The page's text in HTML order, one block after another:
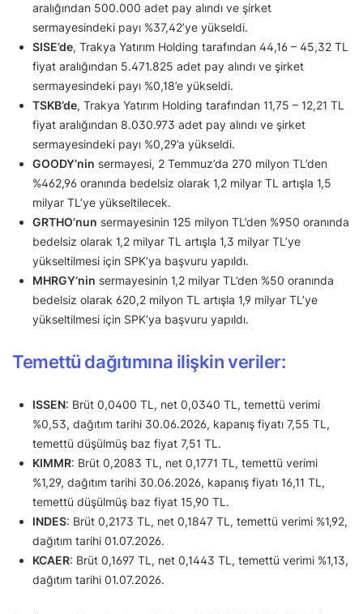
aralığından 500.000 adet pay alındı ve şirket
sermayesindeki payı %37,42’ye yükseldi.
SISE’de, Trakya Yatırım Holding tarafından 44,16 – 45,32 TL
fiyat aralığından 5.471.825 adet pay alındı ve şirket
sermayesindeki payı %0,18’e yükseldi.
TSKB’de, Trakya Yatırım Holding tarafından 11,75 – 12,21 TL
fiyat aralığından 8.030.973 adet pay alındı ve şirket
sermayesindeki payı %0,29’a yükseldi.
GOODY’nin sermayesi, 2 Temmuz’da 270 milyon TL’den
%462,96 oranında bedelsiz olarak 1,2 milyar TL artışla 1,5
milyar TL’ye yükseltilecek.
GRTHO’nun sermayesinin 125 milyon TL’den %950 oranında
bedelsiz olarak 1,2 milyar TL artışla 1,3 milyar TL’ye
yükseltilmesi için SPK’ya başvuru yapıldı.
MHRGY’nin sermayesinin 1,2 milyar TL’den %50 oranında
bedelsiz olarak 620,2 milyon TL artışla 1,9 milyar TL’ye
yükseltilmesi için SPK’ya başvuru yapıldı.
Temettü dağıtımına ilişkin veriler:
ISSEN: Brüt 0,0400 TL, net 0,0340 TL, temettü verimi
%0,53, dağıtım tarihi 30.06.2026, kapanış fiyatı 7,55 TL,
temettü düşülmüş baz fiyat 7,51 TL.
KIMMR: Brüt 0,2083 TL, net 0,1771 TL, temettü verimi
%1,29, dağıtım tarihi 30.06.2026, kapanış fiyatı 16,11 TL,
temettü düşülmüş baz fiyat 15,90 TL.
INDES: Brüt 0,2173 TL, net 0,1847 TL, temettü verimi %1,92,
dağıtım tarihi 01.07.2026.
KCAER: Brüt 0,1697 TL, net 0,1443 TL, temettü verimi %1,13,
dağıtım tarihi 01.07.2026.